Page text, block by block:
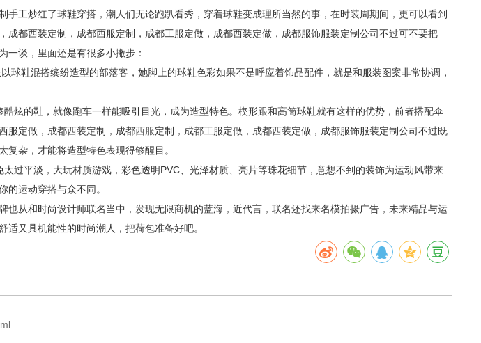
手工炒红了球鞋穿搭，潮人们无论跑趴看秀，穿着球鞋变成理所当然的事，在时装周期间，更可以看到
成都西装定制，成都西服定制，成都工服定做，成都西装定做，成都服饰服装定制公司不过可不要把
一谈，里面还是有很多小撇步：
球鞋混搭缤纷造型的部落客，她脚上的球鞋色彩如果不是呼应着饰品配件，就是和服装图案非常协调，
炫的鞋，就像跑车一样能吸引目光，成为造型特色。楔形跟和高筒球鞋就有这样的优势，前者搭配伞
服定做，成都西装定制，成都西服定制，成都工服定做，成都西装定做，成都服饰服装定制公司不过既
杂，才能将造型特色表现得够醒目。
太过平淡，大玩材质游戏，彩色透明PVC、光泽材质、亮片等珠花细节，意想不到的装饰为运动风带来
的运动穿搭与众不同。
也从和时尚设计师联名当中，发现无限商机的蓝海，近代言，联名还找来名模拍摄广告，未来精品与运
又具机能性的时尚潮人，把荷包准备好吧。